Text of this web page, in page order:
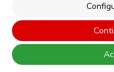
Condiciones generales